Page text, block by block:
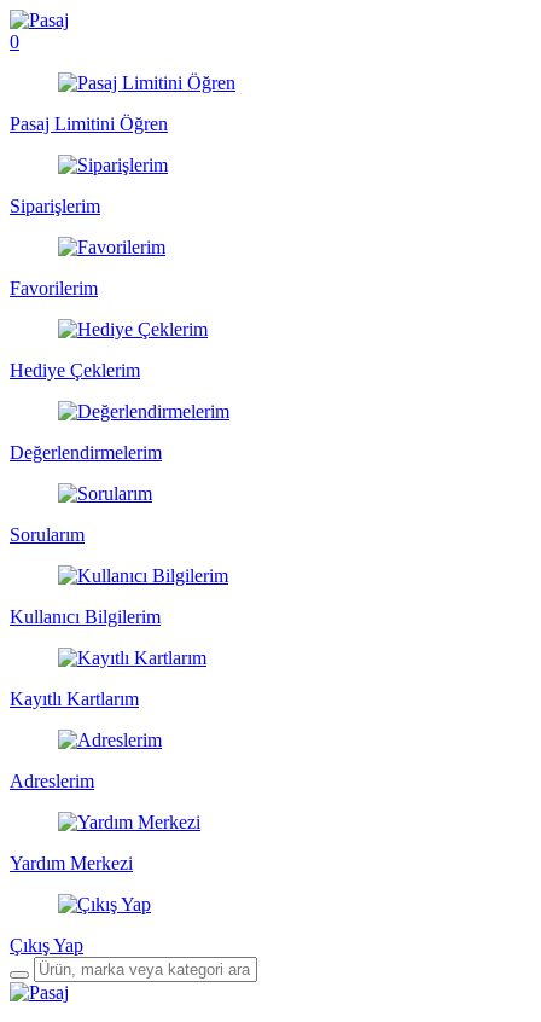
0
Pasaj Limitini Öğren
Siparişlerim
Favorilerim
Hediye Çeklerim
Değerlendirmelerim
Sorularım
Kullanıcı Bilgilerim
Kayıtlı Kartlarım
Adreslerim
Yardım Merkezi
Çıkış Yap